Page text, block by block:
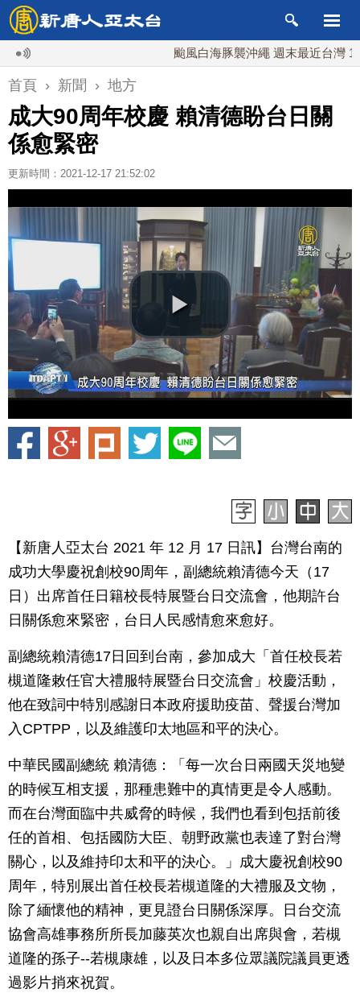
颱風白海豚襲沖繩 週末最近台灣 10日登
首頁 › 新聞 › 地方
成大90周年校慶 賴清德盼台日關
係愈緊密
更新時間：2021-12-17 21:52:02
【新唐人亞太台 2021 年 12 月 17 日訊】台灣台南的
成功大學慶祝創校90周年，副總統賴清德今天（17
日）出席首任日籍校長特展暨台日交流會，他期許台
日關係愈來緊密，台日人民感情愈來愈好。
副總統賴清德17日回到台南，參加成大「首任校長若
槻道隆敕任官大禮服特展暨台日交流會」校慶活動，
他在致詞中特別感謝日本政府援助疫苗、聲援台灣加
入CPTPP，以及維護印太地區和平的決心。
中華民國副總統 賴清德：「每一次台日兩國天災地變
的時候互相支援，那種患難中的真情更是令人感動。
而在台灣面臨中共威脅的時候，我們也看到包括前後
任的首相、包括國防大臣、朝野政黨也表達了對台灣
關心，以及維持印太和平的決心。」成大慶祝創校90
周年，特別展出首任校長若槻道隆的大禮服及文物，
除了緬懷他的精神，更見證台日關係深厚。日台交流
協會高雄事務所所長加藤英次也親自出席與會，若槻
道隆的孫子--若槻康雄，以及日本多位眾議院議員更透
過影片捎來祝賀。